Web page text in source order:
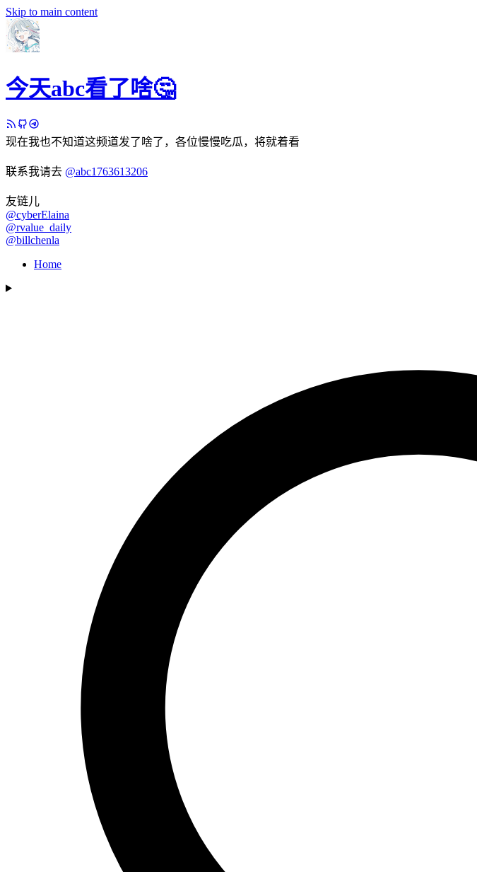
Skip to main content
今天abc看了啥🤔
现在我也不知道这频道发了啥了，各位慢慢吃瓜，将就着看
联系我请去 @abc1763613206
友链儿
@cyberElaina
@rvalue_daily
@billchenla
Home